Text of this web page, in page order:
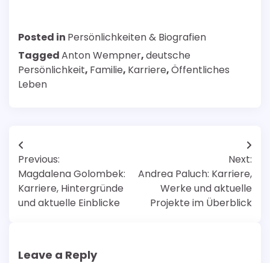
Posted in Persönlichkeiten & Biografien
TaggedAnton Wempner,deutsche
Persönlichkeit, Familie, Karriere,Öffentliches
Leben
Post
navigation
Previous:
Magdalena Golombek:
Karriere, Hintergründe
und aktuelle Einblicke
Next:
Andrea Paluch: Karriere,
Werke und aktuelle
Projekte im Überblick
Leave a Reply